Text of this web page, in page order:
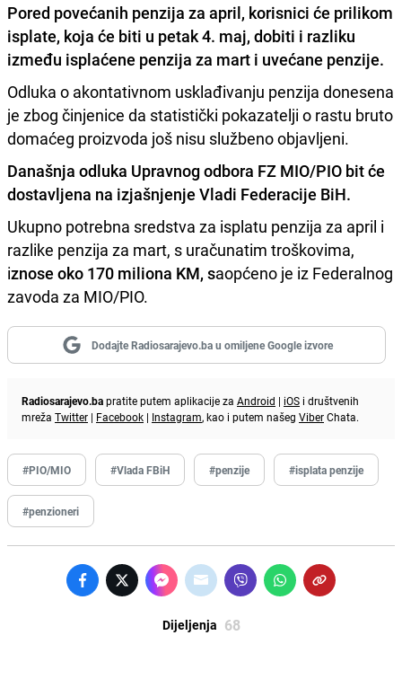
Pored povećanih penzija za april, korisnici će prilikom
isplate, koja će biti u petak 4. maj, dobiti i razliku
između isplaćene penzija za mart i uvećane penzije.
Odluka o akontativnom usklađivanju penzija donesena
je zbog činjenice da statistički pokazatelji o rastu bruto
domaćeg proizvoda još nisu službeno objavljeni.
Današnja odluka Upravnog odbora FZ MIO/PIO bit će
dostavljena na izjašnjenje Vladi Federacije BiH.
Ukupno potrebna sredstva za isplatu penzija za april i
razlike penzija za mart, s uračunatim troškovima,
iznose oko 170 miliona KM, saopćeno je iz Federalnog
zavoda za MIO/PIO.
Dodajte Radiosarajevo.ba u omiljene Google izvore
Radiosarajevo.bapratite putem aplikacije za Android | iOS i društvenih
mreža Twitter | Facebook | Instagram, kao i putem našeg ViberChata.
#PIO/MIO #Vlada FBiH #penzije #isplata penzije
#penzioneri
Dijeljenja 68